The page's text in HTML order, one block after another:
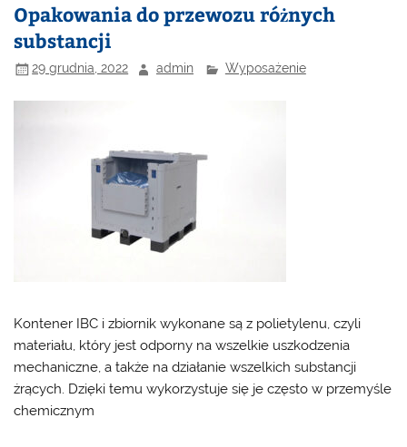
Opakowania do przewozu różnych
substancji
29 grudnia, 2022 admin Wyposażenie
Kontener IBC i zbiornik wykonane są z polietylenu, czyli
materiału, który jest odporny na wszelkie uszkodzenia
mechaniczne, a także na działanie wszelkich substancji
żrących. Dzięki temu wykorzystuje się je często w przemyśle
chemicznym